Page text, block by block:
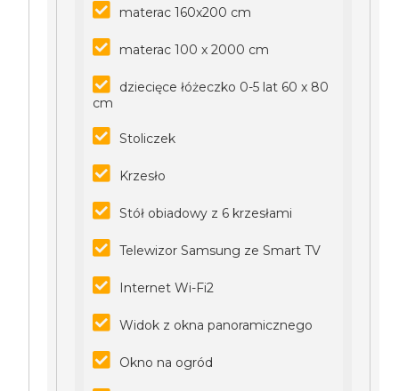
materac 160x200 cm
materac 100 x 2000 cm
dziecięce łóżeczko 0-5 lat 60 x 80
cm
Stoliczek
Krzesło
Stół obiadowy z 6 krzesłami
Telewizor Samsung ze Smart TV
Internet Wi-Fi2
Widok z okna panoramicznego
Okno na ogród